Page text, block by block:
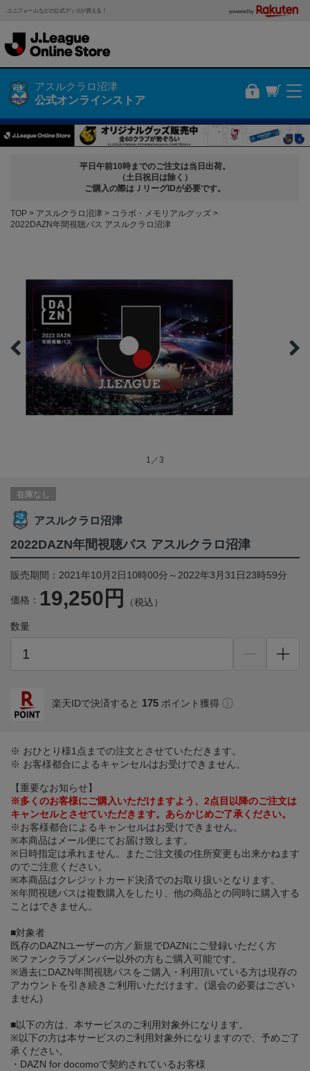
ユニフォームなどの公式グッズが買える！ powered by
アスルクラロ沼津
公式オンラインストア
平日午前10時までのご注文は当日出荷。
（土日祝日は除く）
ご購入の際はＪリーグIDが必要です。
TOP アスルクラロ沼津
コラボ・メモリアルグッズ
2022DAZN年間視聴パス アスルクラロ沼津
1／3
在庫なし
アスルクラロ沼津
2022DAZN年間視聴パス アスルクラロ沼津
販売期間：2021年10月2日10時00分～2022年3月31日23時59分
価格： 19,250円 （税込）
数量
楽天IDで決済すると 175 ポイント獲得
※ おひとり様1点までの注文とさせていただきます。
※ お客様都合によるキャンセルはお受けできません。
【重要なお知らせ】
※多くのお客様にご購入いただけますよう、2点目以降のご注文は
キャンセルとさせていただきます。あらかじめご了承ください。
※お客様都合によるキャンセルはお受けできません。
※本商品はメール便にてお届け致します。
※日時指定は承れません。またご注文後の住所変更も出来かねます
のでご注意ください。
※本商品はクレジットカード決済でのお取り扱いとなります。
※年間視聴パスは複数購入をしたり、他の商品との同時に購入する
ことはできません。
■対象者
既存のDAZNユーザーの方／新規でDAZNにご登録いただく方
※ファンクラブメンバー以外の方もご購入可能です。
※過去にDAZN年間視聴パスをご購入・利用頂いている方は現存の
アカウントを引き続きご利用いただけます。(退会の必要はござい
ません)
■以下の方は、本サービスのご利用対象外になります。
※以下の方は本サービスのご利用対象外になりますので、予めご了
承ください。
・DAZN for docomoで契約されているお客様